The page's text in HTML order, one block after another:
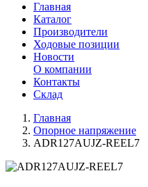
Главная
Каталог
Производители
Ходовые позиции
Новости
О компании
Контакты
Склад
Главная
Опорное напряжение
ADR127AUJZ-REEL7